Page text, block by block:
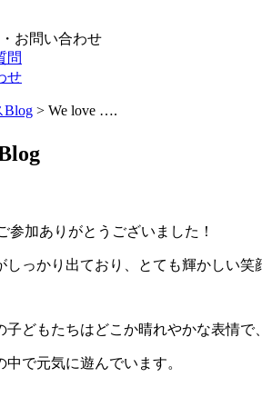
問
せ
Blog > We love ….
参加ありがとうございました！
しっかり出ており、とても輝かしい笑
どもたちはどこか晴れやかな表情で、
で元気に遊んでいます。